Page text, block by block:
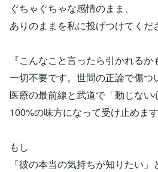
ぐちゃぐちゃな感情のまま、
ありのままを私に投げつけてくだ
『こんなこと言ったら引かれる
一切不要です。世間の正論で傷つ
医療の最前線と武道で「動じない
100%の味方になって受け止めます
もし
「彼の本当の気持ちが知りたい」